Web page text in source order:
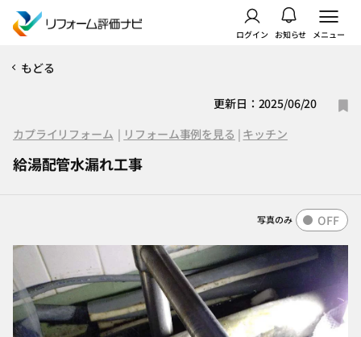
ログイン お知らせ メニュー
もどる
更新日：2025/06/20
カプライリフォーム | リフォーム事例を見る | キッチン
給湯配管水漏れ工事
写真のみ OFF